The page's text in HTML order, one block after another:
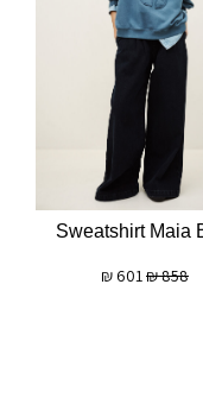
Sweatshirt Maia
858
₪
601
₪